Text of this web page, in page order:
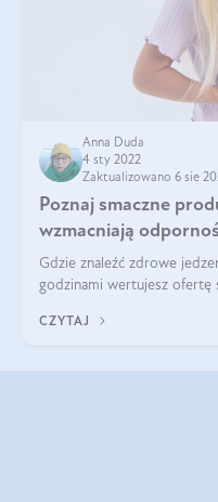
Anna Duda
4 sty 2022
Zaktualizowano 6 sie
Poznaj smaczne
wzmacniają
Gdzie znaleźć zdrowe
godzinami wertujesz ofertę
produkty dla dzieci
CZYTAJ